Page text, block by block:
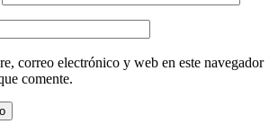
correo electrónico y web en este navegador
comente.